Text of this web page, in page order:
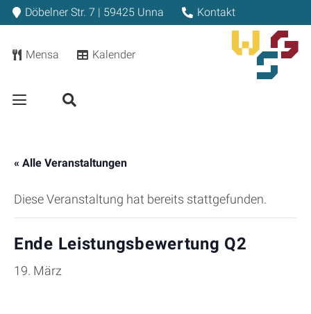
Döbelner Str. 7 | 59425 Unna Kontakt
Mensa Kalender
« Alle Veranstaltungen
Diese Veranstaltung hat bereits stattgefunden.
Ende Leistungsbewertung Q2
19. März